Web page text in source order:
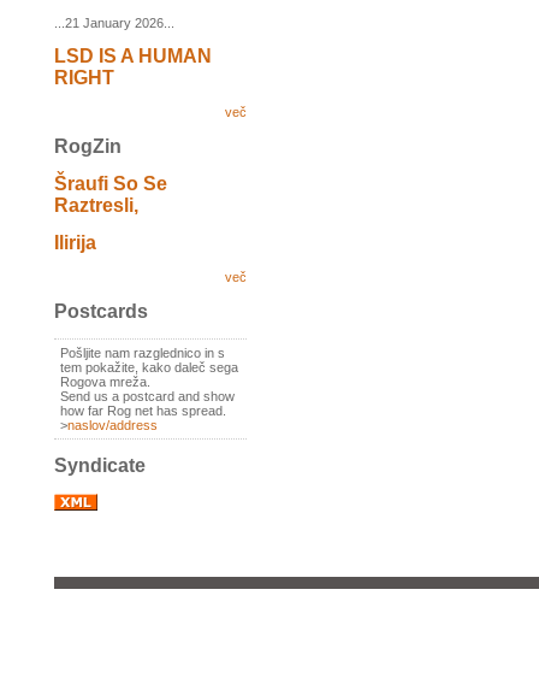
...21 January 2026...
LSD IS A HUMAN
RIGHT
več
RogZin
Šraufi So Se
Raztresli,
Ilirija
več
Postcards
Pošljite nam razglednico in s
tem pokažite, kako daleč sega
Rogova mreža.
Send us a postcard and show
how far Rog net has spread.
>naslov/address
Syndicate